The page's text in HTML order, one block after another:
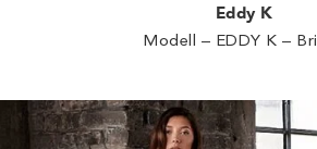
Eddy K
Modell – EDDY K –